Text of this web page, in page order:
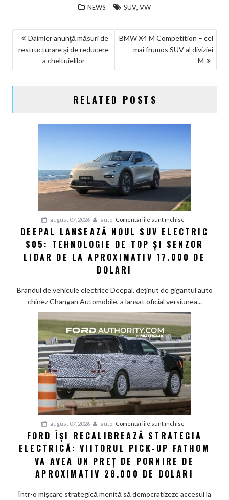
NEWS SUV, VW
NAVIGARE
ÎN
ARTICOLE
Daimler anunţă măsuri de
restructurare şi de reducere
a cheltuielilor
BMW X4 M Competition – cel
mai frumos SUV al diviziei
M
RELATED POSTS
august 07, 2026 auto Comentariile sunt închise
Deepal
lansează
noul
senzor
LiDAR
de
la
aproximativ
17.000
de
DEEPAL LANSEAZĂ NOUL SUV ELECTRIC
S05: TEHNOLOGIE DE TOP ȘI SENZOR
LIDAR DE LA APROXIMATIV 17.000 DE
DOLARI
Brandul de vehicule electrice Deepal, deținut de gigantul auto
chinez Changan Automobile, a lansat oficial versiunea...
august 07, 2026 auto Comentariile sunt închise
Ford
își
recalibrează
electrică:
Viitorul
FORD ÎȘI RECALIBREAZĂ STRATEGIA
ELECTRICĂ: VIITORUL PICK-UP FATHOM
VA AVEA UN PREȚ DE PORNIRE DE
APROXIMATIV 28.000 DE DOLARI
Într-o mișcare strategică menită să democratizeze accesul la